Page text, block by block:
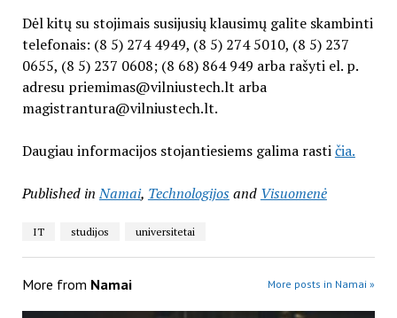
Dėl kitų su stojimais susijusių klausimų galite skambinti
telefonais: (8 5) 274 4949, (8 5) 274 5010, (8 5) 237
0655, (8 5) 237 0608; (8 68) 864 949 arba rašyti el. p.
adresu priemimas@vilniustech.lt arba
magistrantura@vilniustech.lt.
Daugiau informacijos stojantiesiems galima rastičia.
Published in Namai, Technologijosand Visuomenė
IT studijos universitetai
More from Namai More posts in Namai »